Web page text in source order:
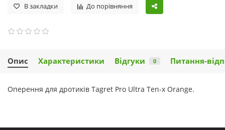
В закладки До порівняння
Опис Характеристики Відгуки 0 Питання-
Оперення для дротиків Tagret Pro Ultra Ten-x Orange.